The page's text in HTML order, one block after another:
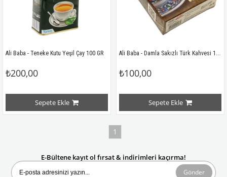
Ali Baba - Teneke Kutu Yeşil Çay 100 GR
₺200,00
Sepete Ekle
Ali Baba - Damla Sakızlı Türk Kahvesi 100 GR
₺100,00
Sepete Ekle
1
E-Bültene kayıt ol fırsat & indirimleri kaçırma!
Gönder